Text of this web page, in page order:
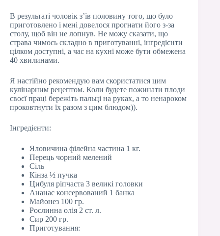
В результаті чоловік з’їв половину того, що було
приготовлено і мені довелося прогнати його з-за
столу, щоб він не лопнув. Не можу сказати, що
страва чимось складно в приготуванні, інгредієнти
цілком доступні, а час на кухні може бути обмежена
40 хвилинами.
Я настійно рекомендую вам скористатися цим
кулінарним рецептом. Коли будете пожинати плоди
своєї праці бережіть пальці на руках, а то ненароком
проковтнути їх разом з цим блюдом)).
Інгредієнти:
Яловичина філейна частина 1 кг.
Перець чорний мелений
Сіль
Кінза ½ пучка
Цибуля ріпчаста 3 великі головки
Ананас консервований 1 банка
Майонез 100 гр.
Рослинна олія 2 ст. л.
Сир 200 гр.
Приготування: